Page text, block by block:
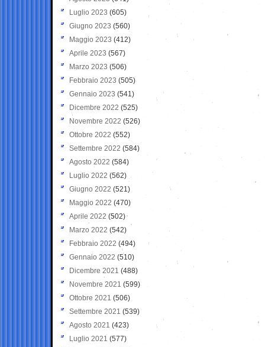
Luglio 2023 (605)
Giugno 2023 (560)
Maggio 2023 (412)
Aprile 2023 (567)
Marzo 2023 (506)
Febbraio 2023 (505)
Gennaio 2023 (541)
Dicembre 2022 (525)
Novembre 2022 (526)
Ottobre 2022 (552)
Settembre 2022 (584)
Agosto 2022 (584)
Luglio 2022 (562)
Giugno 2022 (521)
Maggio 2022 (470)
Aprile 2022 (502)
Marzo 2022 (542)
Febbraio 2022 (494)
Gennaio 2022 (510)
Dicembre 2021 (488)
Novembre 2021 (599)
Ottobre 2021 (506)
Settembre 2021 (539)
Agosto 2021 (423)
Luglio 2021 (577)